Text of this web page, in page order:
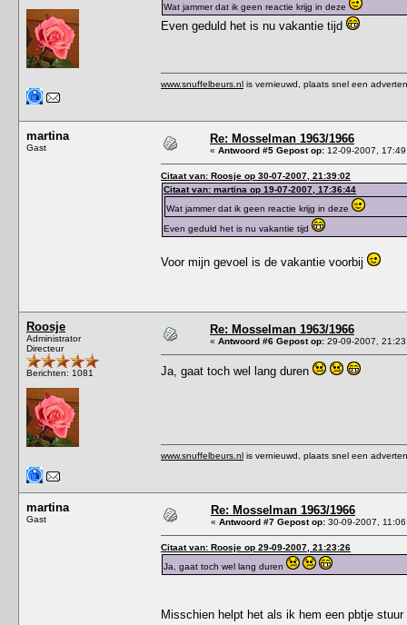
Wat jammer dat ik geen reactie krijg in deze
Even geduld het is nu vakantie tijd
www.snuffelbeurs.nl is vernieuwd, plaats snel een
martina
Gast
Re: Mosselman 1963/1966
« Antwoord #5 Gepost op: 12-09-2007,
Citaat van: Roosje op 30-07-2007, 21:39:02
Citaat van: martina op 19-07-2007, 17:36:44
Wat jammer dat ik geen reactie krijg in deze
Even geduld het is nu vakantie tijd
Voor mijn gevoel is de vakantie voorbij
Roosje
Administrator
Directeur
Berichten: 1081
Re: Mosselman 1963/1966
« Antwoord #6 Gepost op: 29-09-2007,
Ja, gaat toch wel lang duren
www.snuffelbeurs.nl is vernieuwd, plaats snel een
martina
Gast
Re: Mosselman 1963/1966
« Antwoord #7 Gepost op: 30-09-2007,
Citaat van: Roosje op 29-09-2007, 21:23:26
Ja, gaat toch wel lang duren
Misschien helpt het als ik hem een pbtje stuur